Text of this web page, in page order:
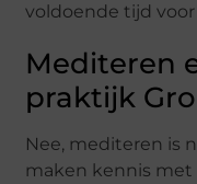
voldoende tijd voor
Mediteren
praktijk
Nee, mediteren is
maken kennis